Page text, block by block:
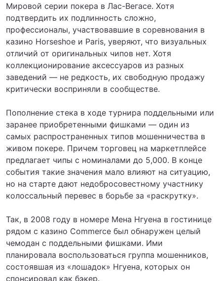
Мировой серии покера в Лас-Вегасе. Хотя
подтвердить их подлинность сложно,
профессионалы, участвовавшие в соревнования в
казино Horseshoe и Paris, уверяют, что визуальных
отличий от оригинальных чипов нет. Хотя
коллекционирование аксессуаров из разных
заведений — не редкость, их свободную продажу
критически восприняли в сообществе.
Пополнение стека в ходе турнира поддельными или
заранее приобретенными фишками — один из
самых распространенных типов мошенничества в
живом покере. Причем торговец на маркетплейсе
предлагает чипы с номиналами до 5,000. В конце
события такие значения мало влияют на ситуацию,
но на старте дают недобросовестному участнику
колоссальный перевес в борьбе за «раскрутку».
Так, в 2008 году в номере Мена Нгуена в гостинице
рядом с казино Commerce был обнаружен целый
чемодан с поддельными фишками. Ими
планировала воспользоваться группа мошенников,
состоявшая из «лошадок» Нгуена, которых он
спонсировал как бэкер.